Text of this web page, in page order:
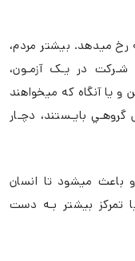
ميدهد. بيشتر مردم،
در يـک آزمـون،
و يا آنگاه که ميخواهند
گروهـي بايـستند، دچـار
باعث ميشود تا انسان
يا تمرکز بيشتر بـه دست